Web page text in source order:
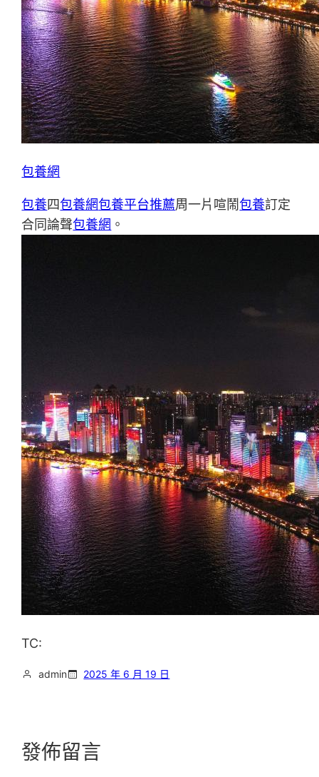
包養網
包養四包養網包養平台推薦周一片喧鬧包養訂定
合同論聲包養網 。
TC:
admin 2025 年 6 月 19 日
發佈留言